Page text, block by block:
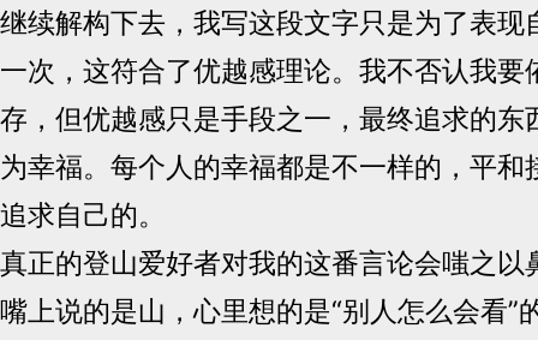
继续解构下去，我写这段文字只是为了表现
一次，这符合了优越感理论。我不否认我要
存，但优越感只是手段之一，最终追求的东
为幸福。每个人的幸福都是不一样的，平和
追求自己的。
真正的登山爱好者对我的这番言论会嗤之以
嘴上说的是山，心里想的是“别人怎么会看”